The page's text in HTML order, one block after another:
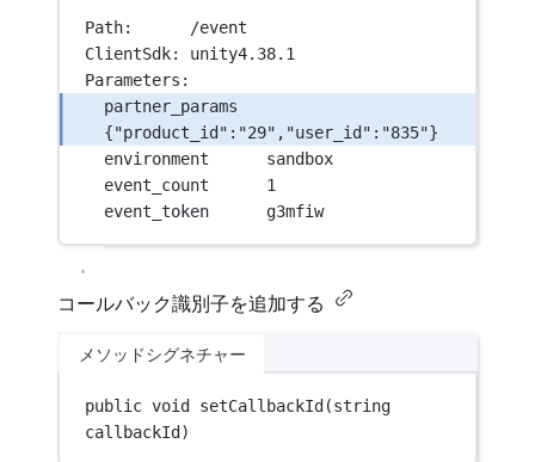
Path:      /event
ClientSdk: unity4.38.1
Parameters:
partner_params
{"product_id":"29","user_id":"835"}
environment      sandbox
event_count      1
event_token      g3mfiw
コールバック識別子を追加する
メソッドシグネチャー
public void setCallbackId (string
callbackId )